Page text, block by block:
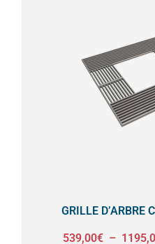
GRILLE D’ARBRE
539,00€ –